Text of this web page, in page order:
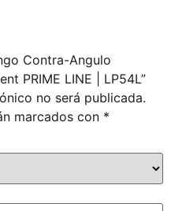
Contra-Angulo
PRIME LINE | LP54L”
no será publicada.
marcados con *